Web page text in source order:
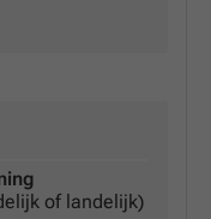
of landelijk)